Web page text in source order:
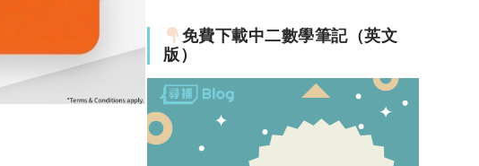
免費下載中二數學筆記（英文
版）